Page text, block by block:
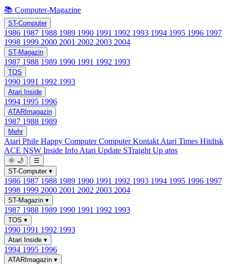
📚 Computer-Magazine
ST-Computer
1986 1987 1988 1989 1990 1991 1992 1993 1994 1995 1996 1997
1998 1999 2000 2001 2002 2003 2004
ST-Magazin
1987 1988 1989 1990 1991 1992 1993
TOS
1990 1991 1992 1993
Atari Inside
1994 1995 1996
ATARImagazin
1987 1988 1989
Mehr
Atari Phile Happy ComputerComputer Kontakt Atari Times Hitdisk
ACE NSW Inside Info Atari Update STraight Up atos
🌞 🌙
☰
ST-Computer ▾
1986 1987 1988 1989 1990 1991 1992 1993 1994 1995 1996 1997
1998 1999 2000 2001 2002 2003 2004
ST-Magazin ▾
1987 1988 1989 1990 1991 1992 1993
TOS ▾
1990 1991 1992 1993
Atari Inside ▾
1994 1995 1996
ATARImagazin ▾